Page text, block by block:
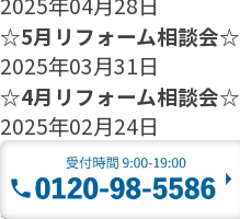
☆5月リフォーム相談会☆
2025年03月31日
☆4月リフォーム相談会☆
2025年02月24日
☆3月リフォーム相談会☆
2025年01月27日